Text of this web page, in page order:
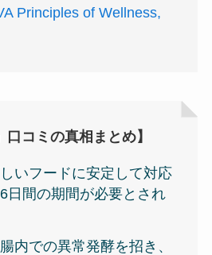
Principles of Wellness,
口コミの真相まとめ】
いフードに安定して対応
日間の期間が必要とされ
内での異常発酵を招き、